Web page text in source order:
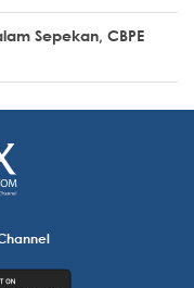
Sepekan, CBPE